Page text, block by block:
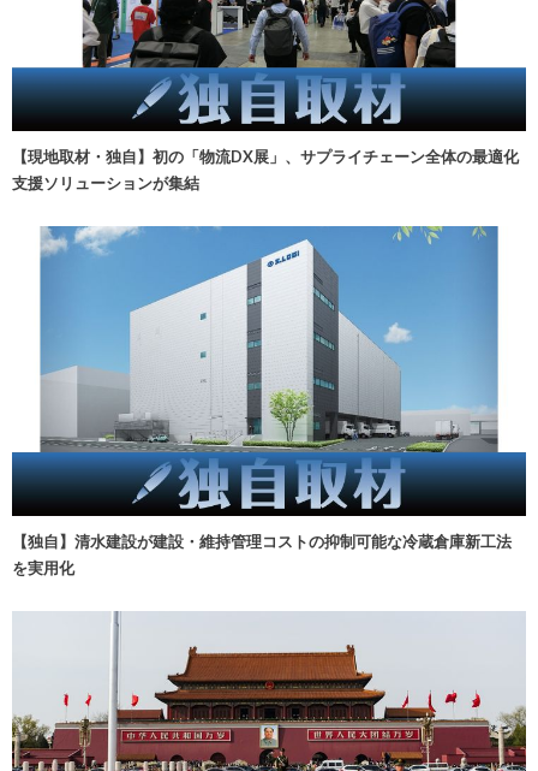
【現地取材・独自】初の「物流DX展」、サプライチェーン全体の最適化
支援ソリューションが集結
【独自】清水建設が建設・維持管理コストの抑制可能な冷蔵倉庫新工法
を実用化